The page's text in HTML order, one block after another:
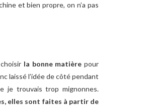
et bien propre, on n’a pas
la bonne matière pour
laissé l’idée de côté pendant
je trouvais trop mignonnes.
elles sont faites à partir de